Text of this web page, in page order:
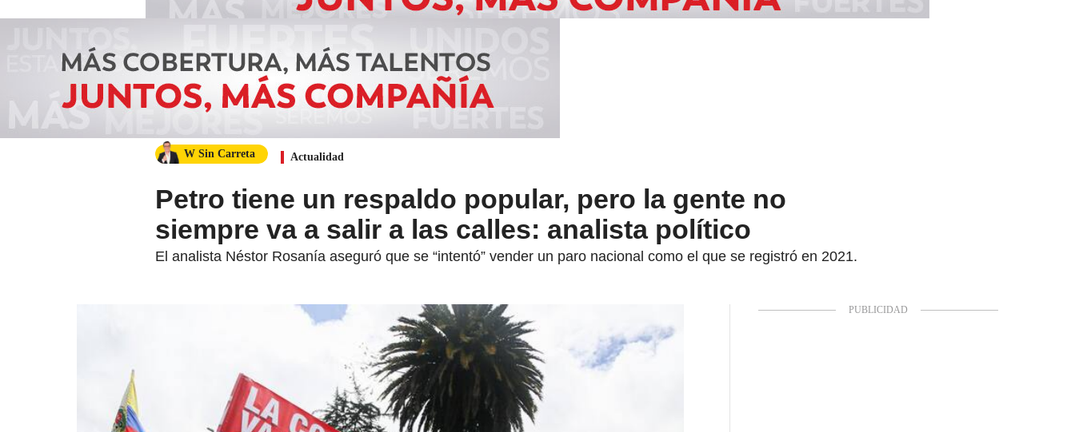
W Sin Carreta Actualidad
Petro tiene un respaldo popular, pero la gente no
siempre va a salir a las calles: analista político
El analista Néstor Rosanía aseguró que se “intentó” vender un paro nacional como el que se registró en 2021.